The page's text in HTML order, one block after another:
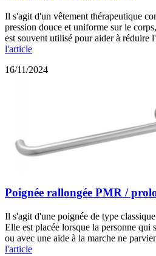
Il s'agit d'un vêtement thérapeutique
pression douce et uniforme sur le
est souvent utilisé pour aider à réduire
l'article
16/11/2024
Poignée rallongée PMR /
Il s'agit d'une poignée de type
Elle est placée lorsque la personne qui
ou avec une aide à la marche ne
l'article